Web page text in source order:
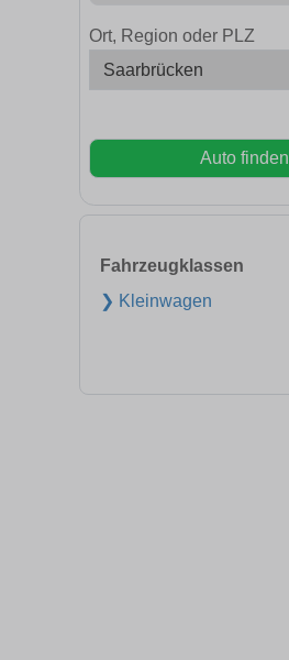
Ort, Region oder PLZ
Auto finden
Fahrzeugklassen
❯ Kleinwagen